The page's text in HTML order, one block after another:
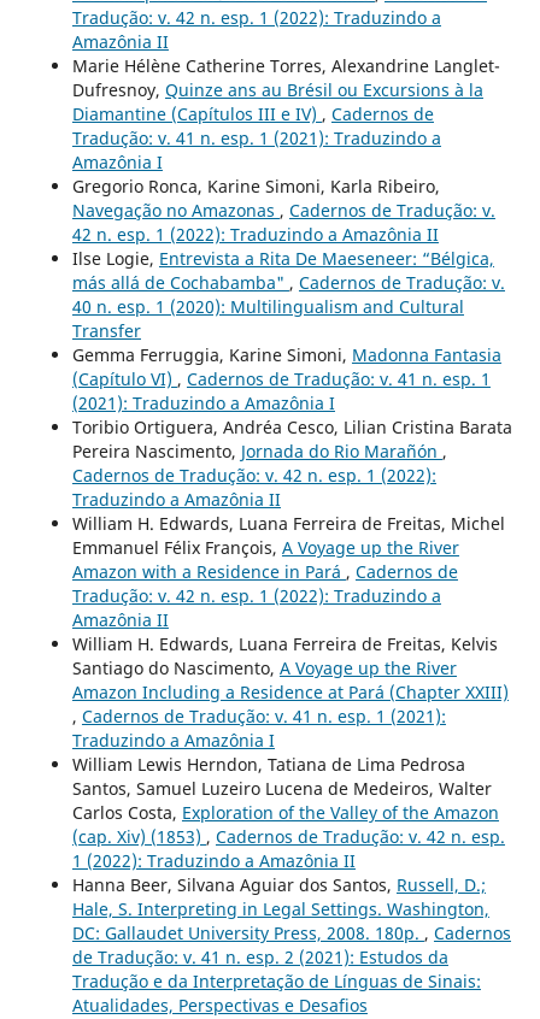
Tradução: v. 42 n. esp. 1 (2022): Traduzindo a
Amazônia II
Marie Hélène Catherine Torres, Alexandrine Langlet-
Dufresnoy, Quinze ans au Brésil ou Excursions à la
Diamantine (Capítulos III e IV) , Cadernos de
Tradução: v. 41 n. esp. 1 (2021): Traduzindo a
Amazônia I
Gregorio Ronca, Karine Simoni, Karla Ribeiro,
Navegação no Amazonas , Cadernos de Tradução: v.
42 n. esp. 1 (2022): Traduzindo a Amazônia II
Ilse Logie, Entrevista a Rita De Maeseneer: “Bélgica,
más allá de Cochabamba" , Cadernos de Tradução: v.
40 n. esp. 1 (2020): Multilingualism and Cultural
Transfer
Gemma Ferruggia, Karine Simoni, Madonna Fantasia
(Capítulo VI) , Cadernos de Tradução: v. 41 n. esp. 1
(2021): Traduzindo a Amazônia I
Toribio Ortiguera, Andréa Cesco, Lilian Cristina Barata
Pereira Nascimento, Jornada do Rio Marañón ,
Cadernos de Tradução: v. 42 n. esp. 1 (2022):
Traduzindo a Amazônia II
William H. Edwards, Luana Ferreira de Freitas, Michel
Emmanuel Félix François, A Voyage up the River
Amazon with a Residence in Pará , Cadernos de
Tradução: v. 42 n. esp. 1 (2022): Traduzindo a
Amazônia II
William H. Edwards, Luana Ferreira de Freitas, Kelvis
Santiago do Nascimento, A Voyage up the River
Amazon Including a Residence at Pará (Chapter XXIII)
, Cadernos de Tradução: v. 41 n. esp. 1 (2021):
Traduzindo a Amazônia I
William Lewis Herndon, Tatiana de Lima Pedrosa
Santos, Samuel Luzeiro Lucena de Medeiros, Walter
Carlos Costa, Exploration of the Valley of the Amazon
(cap. Xiv) (1853) , Cadernos de Tradução: v. 42 n. esp.
1 (2022): Traduzindo a Amazônia II
Hanna Beer, Silvana Aguiar dos Santos, Russell, D.;
Hale, S. Interpreting in Legal Settings. Washington,
DC: Gallaudet University Press, 2008. 180p. , Cadernos
de Tradução: v. 41 n. esp. 2 (2021): Estudos da
Tradução e da Interpretação de Línguas de Sinais:
Atualidades, Perspectivas e Desafios